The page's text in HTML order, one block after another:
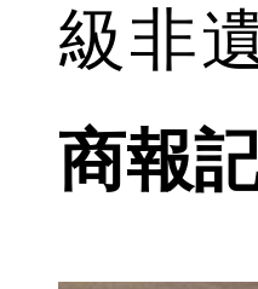
級非
商報